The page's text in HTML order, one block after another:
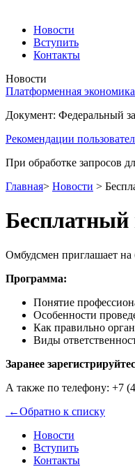
Новости
Вступить
Контакты
Новости
Платформенная
Документ: Федеральный
Рекомендации
При обработке запросов
Главная> Новости >
Омбудсмен приглашает
Программа:
Понятие
Особенности
Как правильно
Виды
Заранее
А также по телефону: +7
←Обратно к списку
Новости
Вступить
Контакты